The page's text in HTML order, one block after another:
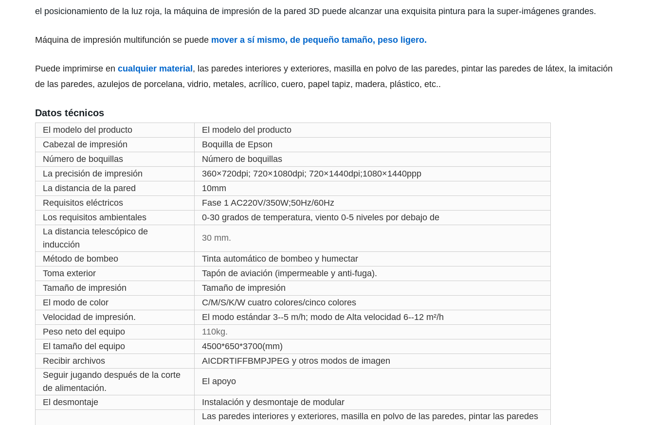
el posicionamiento de la luz roja, la máquina de impresión de la pared 3D puede alcanzar una exquisita pintura para la super-imágenes grandes.
Máquina de impresión multifunción se puede mover a sí mismo, de pequeño tamaño, peso ligero.
Puede imprimirse en cualquier material , las paredes interiores y exteriores, masilla en polvo de las paredes, pintar las paredes de látex, la imitación
de las paredes, azulejos de porcelana, vidrio, metales, acrílico, cuero, papel tapiz, madera, plástico, etc..
Datos técnicos
El modelo del producto
El modelo del producto
Cabezal de impresión
Boquilla de Epson
Número de boquillas
Número de boquillas
La precisión de impresión
360×720dpi; 720×1080dpi; 720×1440dpi;1080×1440ppp
La distancia de la pared
10mm
Requisitos eléctricos
Fase 1 AC220V/350W;50Hz/60Hz
Los requisitos ambientales
0-30 grados de temperatura, viento 0-5 niveles por debajo de
La distancia telescópico de
inducción
30 mm.
Método de bombeo
Tinta automático de bombeo y humectar
Toma exterior
Tapón de aviación (impermeable y anti-fuga).
Tamaño de impresión
Tamaño de impresión
El modo de color
C/M/S/K/W cuatro colores/cinco colores
Velocidad de impresión.
El modo estándar 3--5 m/h; modo de Alta velocidad 6--12 m²/h
Peso neto del equipo
110kg.
El tamaño del equipo
4500*650*3700(mm)
Recibir archivos
AICDRTIFFBMPJPEG y otros modos de imagen
Seguir jugando después de la corte
de alimentación.
El apoyo
El desmontaje Instalación y desmontaje de modular
Las paredes interiores y exteriores, masilla en polvo de las paredes, pintar las paredes